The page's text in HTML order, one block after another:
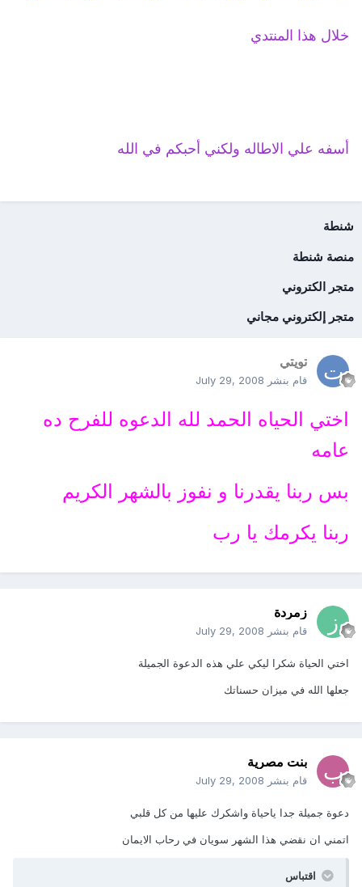
خلال هذا المنتدي
أسفه علي الاطاله ولكني أحبكم في الله
شنطة
منصة شنطة
متجر الكتروني
متجر إلكتروني مجاني
تويتي
قام بنشر July 29, 2008
اختي الحياه الحمد لله الدعوه للفرح ده
عامه
بس ربنا يقدرنا و نفوز بالشهر الكريم
ربنا يكرمك يا رب
زمردة
قام بنشر July 29, 2008
اختي الحياة شكرا ليكي علي هذه الدعوة الجميلة
جعلها الله في ميزان حسناتك
بنت مصرية
قام بنشر July 29, 2008
دعوة جميلة جدا ياحياة واشكرك عليها من كل قلبي
اتمني ان نقضي هذا الشهر سويان في رحاب الايمان
اقتباس